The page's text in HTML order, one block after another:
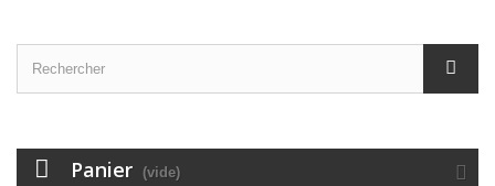
Panier (vide)